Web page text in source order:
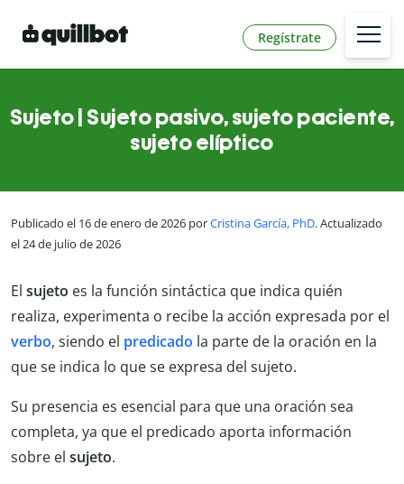
Regístrate
Sujeto | Sujeto pasivo, sujeto paciente,
sujeto elíptico
Publicado el 16 de enero de 2026 porCristina García, PhD. Actualizado
el 24 de julio de 2026
El sujeto es la función sintáctica que indica quién
realiza, experimenta o recibe la acción expresada por el
verbo, siendo el predicado la parte de la oración en la
que se indica lo que se expresa del sujeto.
Su presencia es esencial para que una oración sea
completa, ya que el predicado aporta información
sobre el sujeto.